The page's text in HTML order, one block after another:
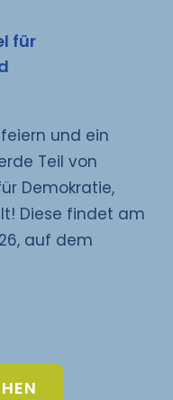
für
und ein
Teil von
Demokratie,
Diese findet am
auf dem